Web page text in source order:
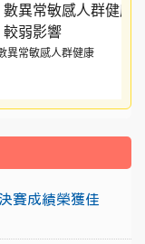
異常敏感人群健康
賽成績榮獲佳